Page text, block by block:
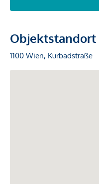
Objektstandort
1100 Wien, Kurbadstraße